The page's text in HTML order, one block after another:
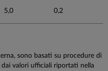
5,0 0,2
sono basati su procedure di
valori ufficiali riportati nella